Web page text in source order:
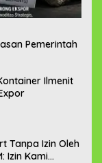
Pemerintah
Ilmenit
Tanpa Izin Oleh
Izin Kami